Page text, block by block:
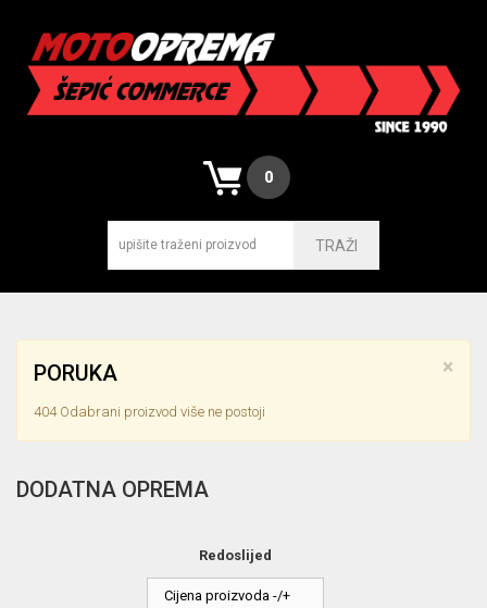
0
TRAŽI
×
PORUKA
404 Odabrani proizvod više ne postoji
DODATNA OPREMA
Redoslijed
Cijena proizvoda -/+